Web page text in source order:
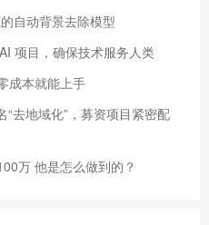
自动背景去除模型
项目，确保技术服务人类
成本就能上手
去地域化”，募资项目紧密配
万 他是怎么做到的？